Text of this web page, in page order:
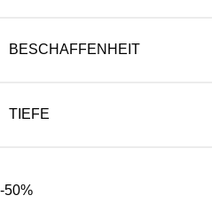
BESCHAFFENHEIT
TIEFE
-50%